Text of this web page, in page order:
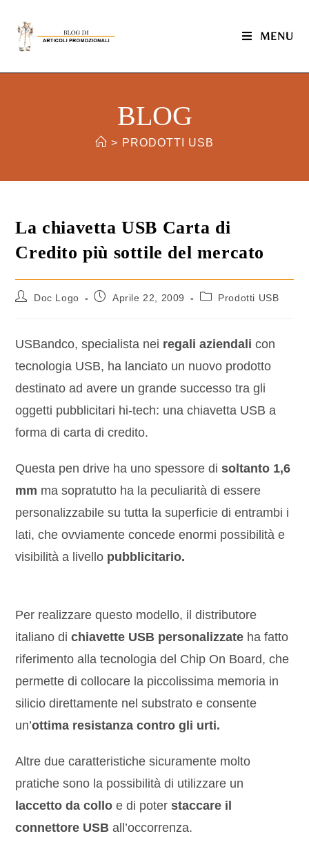
MENU
BLOG
> PRODOTTI USB
La chiavetta USB Carta di
Credito più sottile del mercato
Doc Logo Aprile 22, 2009 Prodotti USB
USBandco, specialista nei regali aziendali con
tecnologia USB, ha lanciato un nuovo prodotto
destinato ad avere un grande successo tra gli
oggetti pubblicitari hi-tech: una chiavetta USB a
forma di carta di credito.
Questa pen drive ha uno spessore disoltanto 1,6
mm ma sopratutto ha la peculiarità di essere
personalizzabile su tutta la superficie di entrambi i
lati, che ovviamente concede enormi possibilità e
visibilità a livello pubblicitario.
Per realizzare questo modello, il distributore
italiano di chiavette USB personalizzate ha fatto
riferimento alla tecnologia del Chip On Board, che
permette di collocare la piccolissima memoria in
silicio direttamente nel substrato e consente
un’ottima resistanza contro gli urti.
Altre due caratteristiche sicuramente molto
pratiche sono la possibilità di utilizzare un
laccetto da collo e di poterstaccare il
connettore USB all’occorrenza.